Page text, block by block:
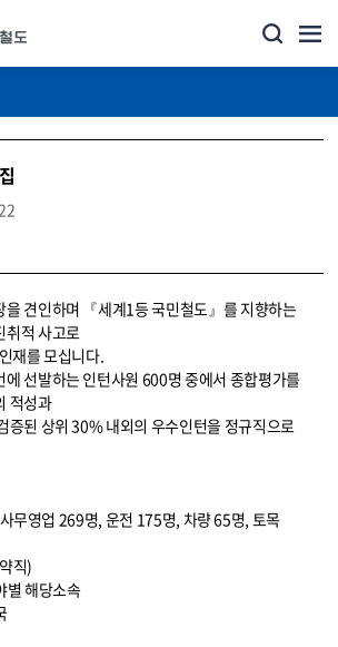
을 견인하며 『세계1등 국민철도』를 지향하는
취적 사고로
재를 모십니다.
선발하는 인턴사원 600명 중에서 종합평가를
적성과
증된 상위 30% 내외의 우수인턴을 정규직으로
무영업 269명, 운전 175명, 차량 65명, 토목
직)
별 해당소속